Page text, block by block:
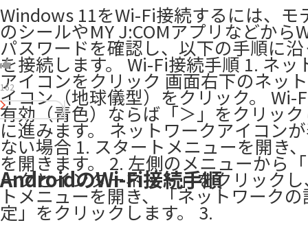
Windows 11をWi-Fi接続するには、モ
のシールやMY J:COMアプリなどから
パスワードを確認し、以下の手順に
を接続します。 Wi-Fi接続手順 1. ネッ
アイコンをクリック 画面右下のネッ
イコン（地球儀型）をクリック。 Wi-
有効（青色）ならば「＞」をクリッ
に進みます。 ネットワークアイコン
ない場合 1. スタートメニューを開き
を開きます。 2. 左側のメニューから
ークとインターネット」をクリック
トメニューを開き、「ネットワーク
定」をクリックします。 3.
162
AndroidのWi-Fi接続手順